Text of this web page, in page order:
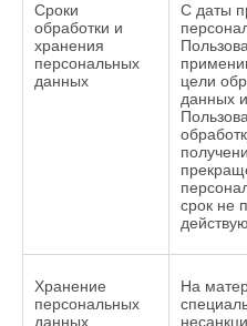
Сроки
обработки и
хранения
персональных
данных
С даты
цели
данных
срок не
Хранение
персональных
данных
На